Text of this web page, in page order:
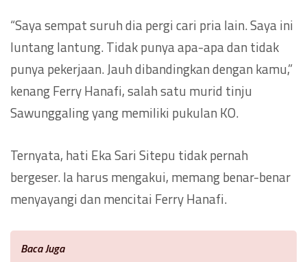
“Saya sempat suruh dia pergi cari pria lain. Saya ini
luntang lantung. Tidak punya apa-apa dan tidak
punya pekerjaan. Jauh dibandingkan dengan kamu,”
kenang Ferry Hanafi, salah satu murid tinju
Sawunggaling yang memiliki pukulan KO.
Ternyata, hati Eka Sari Sitepu tidak pernah
bergeser. Ia harus mengakui, memang benar-benar
menyayangi dan mencitai Ferry Hanafi.
Baca Juga